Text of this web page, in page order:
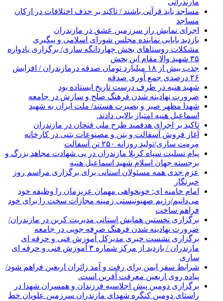
مازندرانی
مساجد باید قرآنی باشند / تاکید بر حذف اختلافات در ارکان
مساجد
اجرای نمایش راز سرزمین عشق در مازندران
بازدید بابایی نماینده مجلس شورای اسلامی و پیگیری
مشکلات روستاهای بخش چهاردانگه ساری/ برگزاری یادواره
۳۵ شهید والا مقام این بخش
جذب بیش از ۱۸ میلیارد تومان صدقه درمازندران / افزایش
۲۶ درصدی جمع آوری صدقه
شهید هنیه در طرف درست تاریخ ایستاده بود
ضرورت نهادینه شدن فرهنگ صلح و سازش در جامعه
شهدا مظهر صبر و بصیرت هستند/ ملت ایران به شهید
اسماعیل هنیه امتیاز بالایی دادند.
تاکید بر اجرای هدفمند طرح ملی فتحان در مازندران
آغاز فروش آسفالت و بتن و مصنوعات بتنی در کارخانه
مِرمِت ساری/تولید روزانه ۲۵۰ تن آسفالت
پیام تسلیت سپاه کربلا مازندران در پی شهادت مجاهد بزرگ و
برجسته جهان اسلام شهید اسماعیل هنیه
عزم جدی همه مسئولان استانی برای برگزاری مراسم روز
خبرنگار
امام خامنه ای: خونخواهی مهمان عزیزمان را وظیفه خود
می‌دانیم/رژیم صهیونیستی زمینه مجازات سخت را برای خود
فراهم ساخت
برگزاری نخستین همایش استانی مدیریت کربن در مازندران/
ضرورت نهادینه شدن فرهنگ صرفه جویی در جامعه
برگزاری نشست خبری مدیرکل آموزش فنی و حرفه ای
مازندران / بازدید از مرکز شماره ۳ آموزش فنی و حرفه ای
ساری
شرایط سفر ایمن برای رفت و آمد زائران اربعین فراهم شود/
پیاده روی اربعین معرفت آفرین است.
برگزاری دومین پیش اجلاسیه فرزندان و همسران شهدا در
راستای دومین کنگره شهدای مازندران سرزمین علویان خط